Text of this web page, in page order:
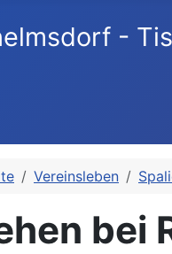
-
Vereinsleben
bei